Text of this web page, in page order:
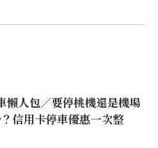
懶人包／要停桃機還是機場
信用卡停車優惠一次整